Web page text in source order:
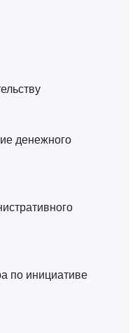
денежного
по инициативе